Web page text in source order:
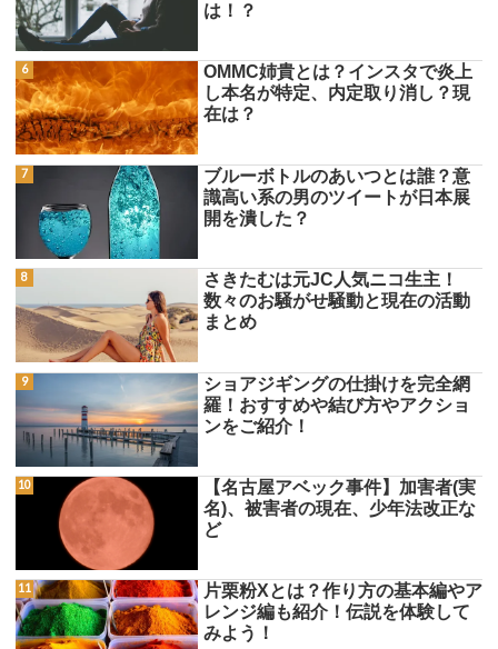
は！？
OMMC姉貴とは？インスタで炎上
し本名が特定、内定取り消し？現
在は？
ブルーボトルのあいつとは誰？意
識高い系の男のツイートが日本展
開を潰した？
さきたむは元JC人気ニコ生主！
数々のお騒がせ騒動と現在の活動
まとめ
ショアジギングの仕掛けを完全網
羅！おすすめや結び方やアクショ
ンをご紹介！
【名古屋アベック事件】加害者(実
名)、被害者の現在、少年法改正な
ど
片栗粉Xとは？作り方の基本編やア
レンジ編も紹介！伝説を体験して
みよう！